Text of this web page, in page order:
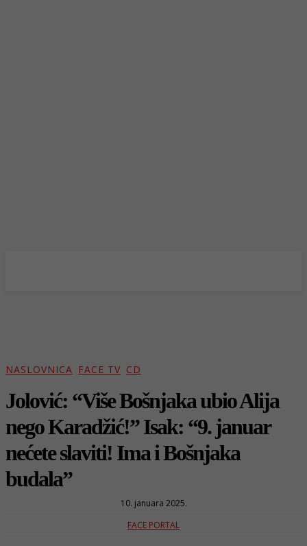
NASLOVNICA FACE TV CD
Jolović: “Više Bošnjaka ubio Alija
nego Karadžić!” Isak: “9. januar
nećete slaviti! Ima i Bošnjaka
budala”
10. januara 2025.
FACE PORTAL